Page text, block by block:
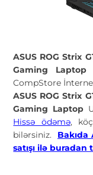
ASUS ROG Strix
Gaming Laptop
CompStore
ASUS ROG Strix
Gaming Laptop
Hissə ödəmə,
bilərsiniz. Bakıda
satışı ilə buradan